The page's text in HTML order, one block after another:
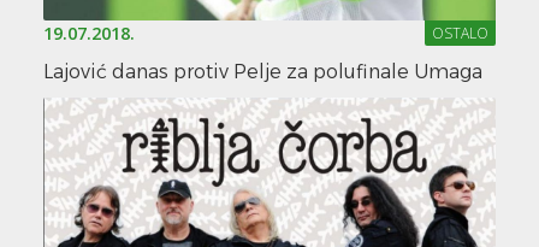
19.07.2018. OSTALO
Lajović danas protiv Pelje za polufinale Umaga